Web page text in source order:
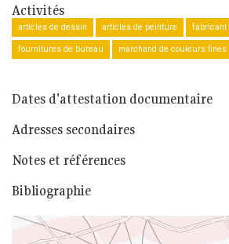
Activités
articles de dessin articles de peinture fabricant
fournitures de bureau marchand de couleurs fines
Dates d'attestation documentaire
Adresses secondaires
Notes et références
Bibliographie